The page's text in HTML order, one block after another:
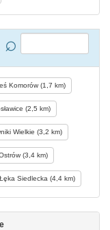
Komorów (1,7 km)
(2,5 km)
Wielkie (3,2 km)
(3,4 km)
Siedlecka (4,4 km)